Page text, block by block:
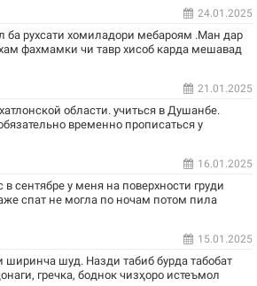
24.01.2025
ба рухсати хомиладори мебароям .Ман дар
фахмамки чи тавр хисоб карда мешавад
21.01.2025
области. учиться в Душанбе.
временно прописаться у
16.01.2025
сентябре у меня на поверхности груди
спат не могла по ночам потом пила
15.01.2025
шуд. Назди табиб бурда табобат
гречка, боднок чизҳоро истеъмол